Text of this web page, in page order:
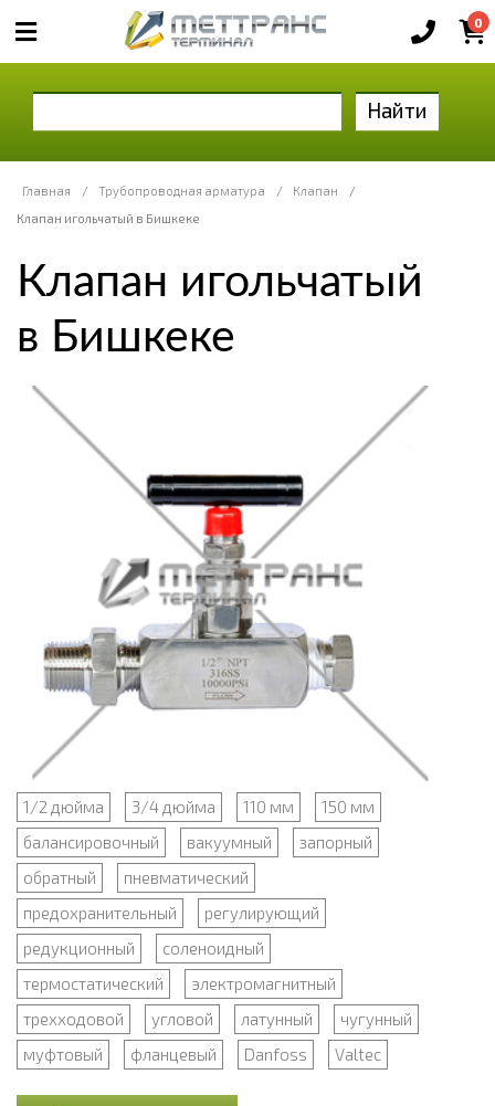
0
Найти
Главная / Трубопроводная арматура / Клапан
/
Клапан игольчатый в Бишкеке
Клапан игольчатый
в Бишкеке
1/2 дюйма 3/4 дюйма 110 мм
150 мм
балансировочный
вакуумный
запорный
обратный
пневматический
предохранительный
регулирующий
редукционный
соленоидный
термостатический
электромагнитный
трехходовой
угловой латунный
чугунный
муфтовый
фланцевый Danfoss Valtec